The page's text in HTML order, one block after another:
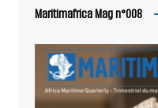
Maritimafrica Mag n°008